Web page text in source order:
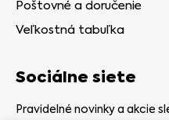
Poštovné a doručenie
Veľkostná tabuľka
Sociálne siete
Pravidelné novinky a akcie